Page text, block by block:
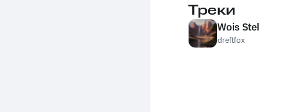
Треки
Wois Stel
dreftfox